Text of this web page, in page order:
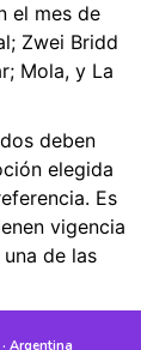
el mes de
Zwei Bridd
Mola, y La
deben
elegida
Es
vigencia
de las
Argentina